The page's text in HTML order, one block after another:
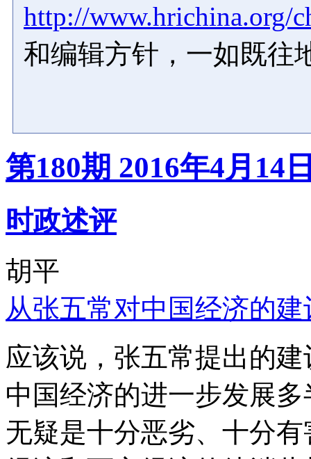
http://www.hrichina.org/
和编辑方针，一如既往
第180期 2016年4月14
时政述评
胡平
从张五常对中国经济的
应该说，张五常提出的
中国经济的进一步发展
无疑是十分恶劣、十分